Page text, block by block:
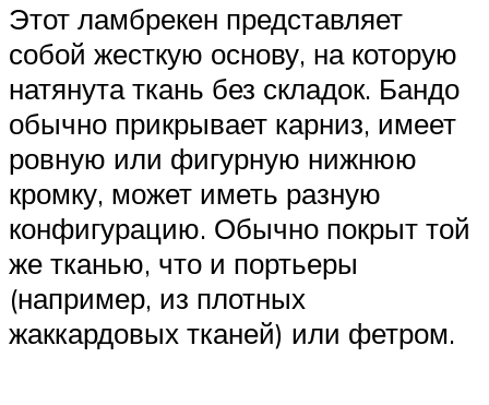
Этот ламбрекен представляет
собой жесткую основу, на которую
натянута ткань без складок. Бандо
обычно прикрывает карниз, имеет
ровную или фигурную нижнюю
кромку, может иметь разную
конфигурацию. Обычно покрыт той
же тканью, что и портьеры
(например, из плотных
жаккардовых тканей) или фетром.